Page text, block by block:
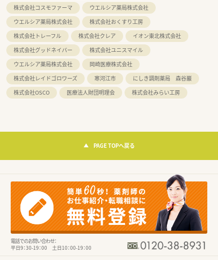
株式会社コスモファーマ
ウエルシア薬局株式会社
ウエルシア薬局株式会社
株式会社おくすり工房
株式会社トレーフル
株式会社クレア
イオン東北株式会社
株式会社グッドネイバー
株式会社ユニスマイル
ウエルシア薬局株式会社
岡崎医療株式会社
株式会社レイドゴロワーズ
寒河江市
にしき調剤薬局 森谷巖
株式会社OSCO
医療法人財団明理会 株式会社みらい工房
PAGE TOPへ戻る
電話でのお問い合わせ：
平日9：30-19：00 土日10：00-19：00